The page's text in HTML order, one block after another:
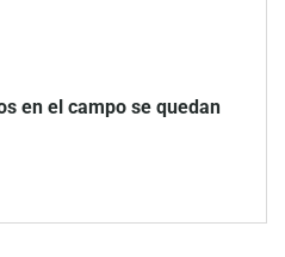
en el campo se quedan